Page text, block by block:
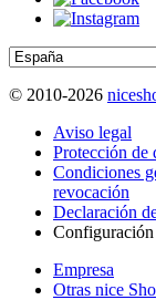
© 2010-2026
Aviso legal
Protección de
Condiciones
revocación
Declaración
Configuración
Empresa
Otras nice